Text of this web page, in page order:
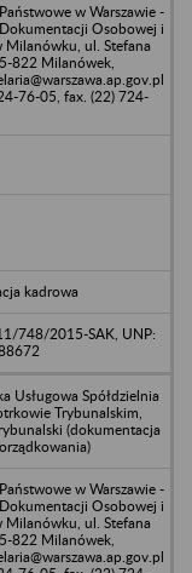
w Warszawie -
Osobowej i
Milanówku, ul. Stefana
822 Milanówek,
76-05, fax. (22) 724-
kadrowa
748/2015-SAK, UNP:
Usługowa Spółdzielnia
Trybunalskim,
(dokumentacja
w Warszawie -
Osobowej i
Milanówku, ul. Stefana
822 Milanówek,